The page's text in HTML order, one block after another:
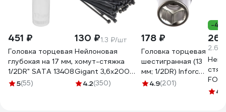
451 ₽
Головка торцевая
глубокая на 17 мм,
1/2DR" SATA 13408
5(55)
130 ₽1.3 ₽/шт
Нейлоновая
хомут-стяжка
Gigant 3,6х200
черный, 100 шт
4.2(350)
178 ₽
Головка торцевая
шестигранная (13
мм; 1/2DR) Inforce
11-01-476
4.9(201)
-
2.69
4.4